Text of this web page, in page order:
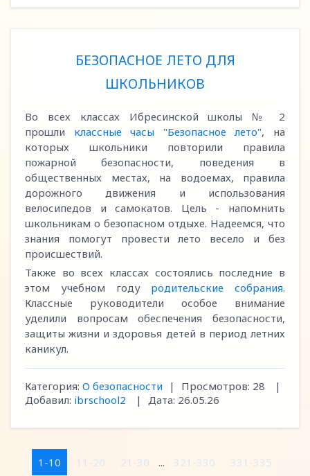
БЕЗОПАСНОЕ ЛЕТО ДЛЯ
ШКОЛЬНИКОВ
Во всех классах Ибресинской школы № 2
прошли классные часы "Безопасное лето", на
которых школьники повторили правила
пожарной безопасности, поведения в
общественных местах, на водоемах, правила
дорожного движения и использования
велосипедов и самокатов. Цель - напомнить
школьникам о безопасном отдыхе. Надеемся, что
знания помогут провести лето весело и без
происшествий.
Также во всех классах состоялись последние в
этом учебном году родительские собрания.
Классные руководители особое внимание
уделили вопросам обеспечения безопасности,
защиты жизни и здоровья детей в период летних
каникул.
Категория: О безопасности | Просмотров: 28
|
Добавил: ibrschool2 | Дата: 26.05.26
1-10 11-20 21-30 ... 321-330 331-335